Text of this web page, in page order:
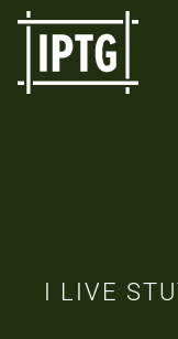
I LIVE